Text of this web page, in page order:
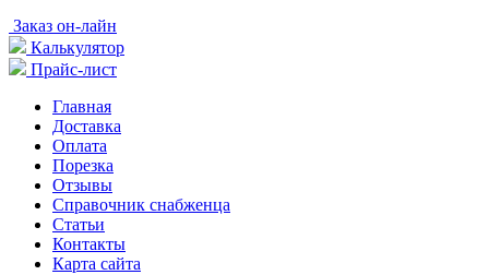
Заказ он-лайн
Калькулятор
Прайс-лист
Главная
Доставка
Оплата
Порезка
Отзывы
Справочник снабженца
Статьи
Контакты
Карта сайта